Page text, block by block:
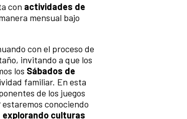
con actividades de
mensual bajo
con el proceso de
invitando a que los
los Sábados de
familiar. En esta
de los juegos
estaremos conociendo
explorando culturas